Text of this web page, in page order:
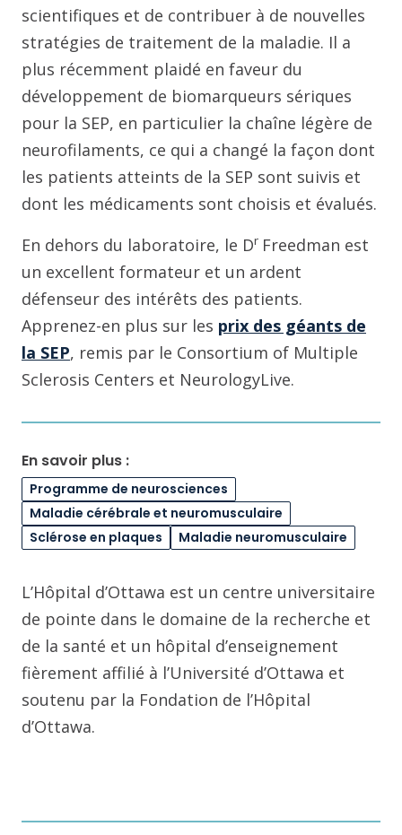
scientifiques et de contribuer à de nouvelles
stratégies de traitement de la maladie. Il a
plus récemment plaidé en faveur du
développement de biomarqueurs sériques
pour la SEP, en particulier la chaîne légère de
neurofilaments, ce qui a changé la façon dont
les patients atteints de la SEP sont suivis et
dont les médicaments sont choisis et évalués.
En dehors du laboratoire, le Dr Freedman est
un excellent formateur et un ardent
défenseur des intérêts des patients.
Apprenez-en plus sur les prix des géants de
la SEP, remis par le Consortium of Multiple
Sclerosis Centers et NeurologyLive.
En savoir plus :
Programme de neurosciences
Maladie cérébrale et neuromusculaire
Sclérose en plaques
Maladie neuromusculaire
L’Hôpital d’Ottawa est un centre universitaire
de pointe dans le domaine de la recherche et
de la santé et un hôpital d’enseignement
fièrement affilié à l’Université d’Ottawa et
soutenu par la Fondation de l’Hôpital
d’Ottawa.